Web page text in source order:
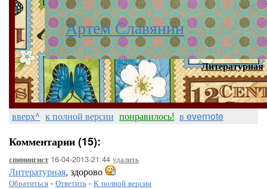
Артем Славянин
Литературная
вверх^ к полной версии понравилось! в evernote
Комментарии (15):
спинингист16-04-2013-21:44 удалить
Литературная, здорово
Обратиться - Ответить - К полной версии